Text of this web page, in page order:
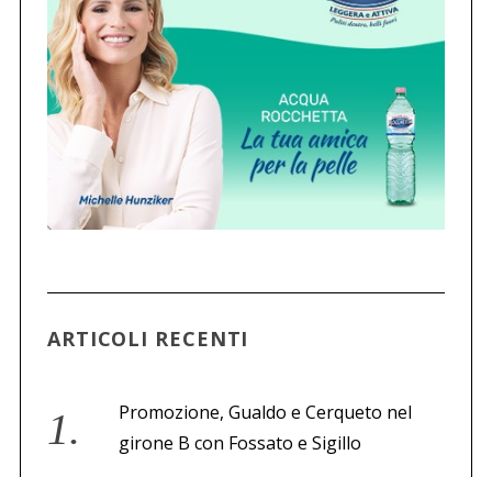
ARTICOLI RECENTI
Promozione, Gualdo e Cerqueto nel
girone B con Fossato e Sigillo
C
e
r
e